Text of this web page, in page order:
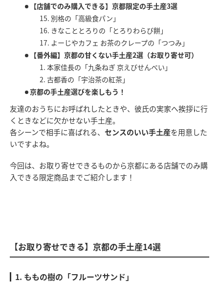
【店舗でのみ購入できる】京都限定の手土産3選
15. 別格の「高級食パン」
16. きなこととろりの「とろりわらび餅」
17. よーじやカフェ お茶のクレープの「つつみ」
【番外編】京都の甘くない手土産2選（お取り寄せ可）
1. 本家佳長の「九条ねぎ 京えびせんべい」
2. 古都香の「宇治茶の紅茶」
京都の手土産選びを楽しもう！
友達のおうちにお呼ばれしたときや、彼氏の実家へ挨拶に行
くときなどに欠かせない手土産。
各シーンで相手に喜ばれる、 センスのいい手土産を用意した
いですよね。
今回は、お取り寄せできるものから京都にある店舗でのみ購
入できる限定商品までご紹介します！
【お取り寄せできる】京都の手土産14選
1. ももの樹の「フルーツサンド」